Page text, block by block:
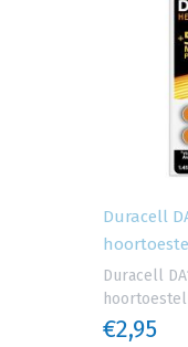
Duracell
Duracell
€2,95